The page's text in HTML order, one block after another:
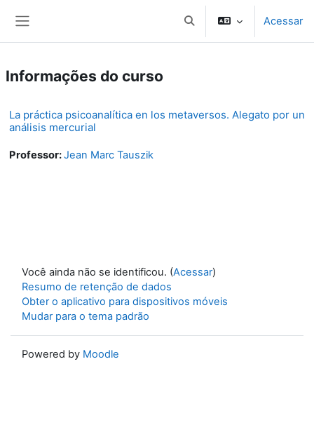
Toggle search inputAcessar
Informações do curso
La práctica psicoanalítica en los metaversos. Alegato por un
análisis mercurial
Professor:Jean Marc Tauszik
Você ainda não se identificou. (Acessar)
Resumo de retenção de dados
Obter o aplicativo para dispositivos móveis
Mudar para o tema padrão
Powered by Moodle